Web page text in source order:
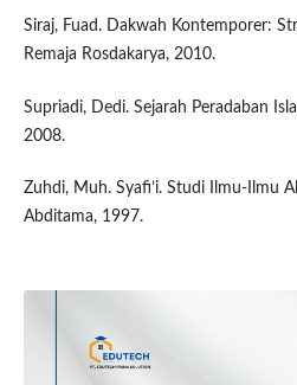
Siraj, Fuad. Dakwah Kontemporer:
Remaja Rosdakarya, 2010.
Supriadi, Dedi. Sejarah Peradaban
2008.
Zuhdi, Muh. Syafi’i. Studi Ilmu-Ilmu
Abditama, 1997.